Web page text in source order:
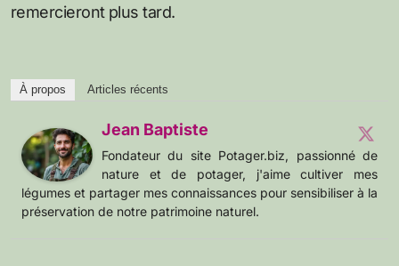
remercieront plus tard.
À propos Articles récents
Jean Baptiste
Fondateur du site Potager.biz, passionné de
nature et de potager, j'aime cultiver mes
légumes et partager mes connaissances pour sensibiliser à la
préservation de notre patrimoine naturel.